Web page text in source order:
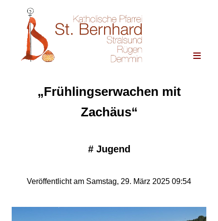
„Frühlingserwachen mit
Zachäus“
# Jugend
Veröffentlicht am Samstag, 29. März 2025 09:54